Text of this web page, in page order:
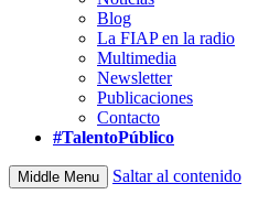
Blog
La FIAP en la radio
Multimedia
Newsletter
Publicaciones
Contacto
#TalentoPúblico
Middle Menu Saltar al contenido